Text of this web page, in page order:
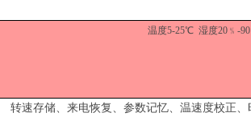
温度5-25℃ 湿度20﹪-
转速存储、来电恢复、参数记忆、温速度校正、